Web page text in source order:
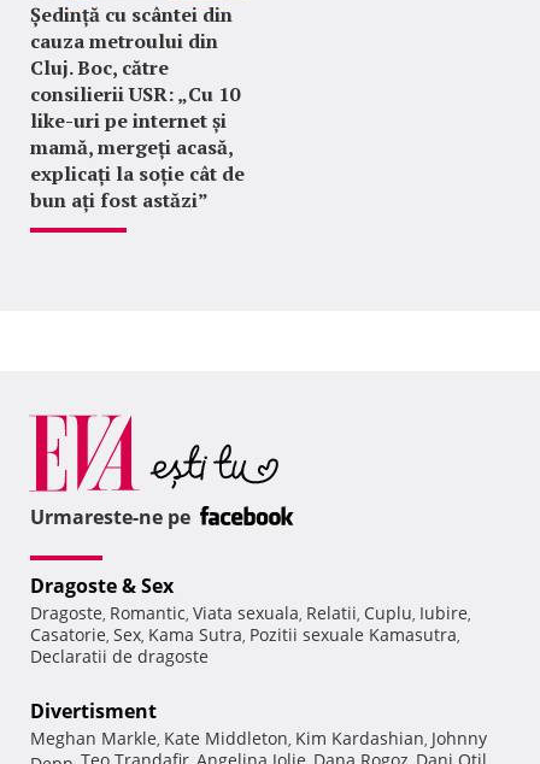
Ședință cu scântei din
cauza metroului din
Cluj. Boc, către
consilierii USR: „Cu 10
like-uri pe internet și
mamă, mergeți acasă,
explicați la soție cât de
bun ați fost astăzi”
Urmareste-ne pe
Dragoste & Sex
Dragoste, Romantic, Viata sexuala, Relatii, Cuplu, Iubire,
Casatorie, Sex, Kama Sutra, Pozitii sexuale Kamasutra,
Declaratii de dragoste
Divertisment
Meghan Markle, Kate Middleton, Kim Kardashian, Johnny